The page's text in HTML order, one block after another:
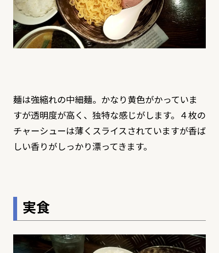
麺は強縮れの中細麺。かなり黄色がかっていま
すが透明度が高く、独特な感じがします。４枚の
チャーシューは薄くスライスされていますが香ば
しい香りがしっかり漂ってきます。
実食